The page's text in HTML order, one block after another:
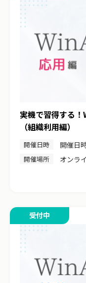
実機で習得する
（組織利用編）
開催日時 開催日
開催場所 オンラ
受付中